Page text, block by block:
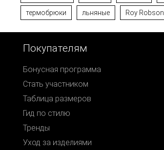
термобрюки льняные Roy Robson
Покупателям
Бонусная программа
Стать участником
Таблица размеров
Гид по стилю
Тренды
Уход за изделиями